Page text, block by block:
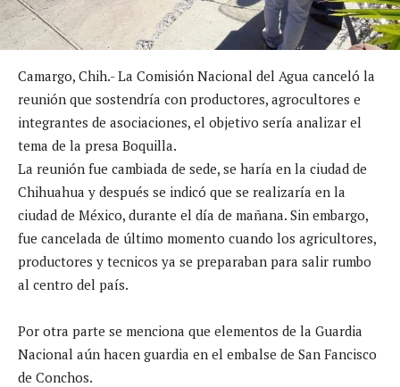
Camargo, Chih.- La Comisión Nacional del Agua canceló la
reunión que sostendría con productores, agrocultores e
integrantes de asociaciones, el objetivo sería analizar el
tema de la presa Boquilla.
La reunión fue cambiada de sede, se haría en la ciudad de
Chihuahua y después se indicó que se realizaría en la
ciudad de México, durante el día de mañana. Sin embargo,
fue cancelada de último momento cuando los agricultores,
productores y tecnicos ya se preparaban para salir rumbo
al centro del país.
Por otra parte se menciona que elementos de la Guardia
Nacional aún hacen guardia en el embalse de San Fancisco
de Conchos.